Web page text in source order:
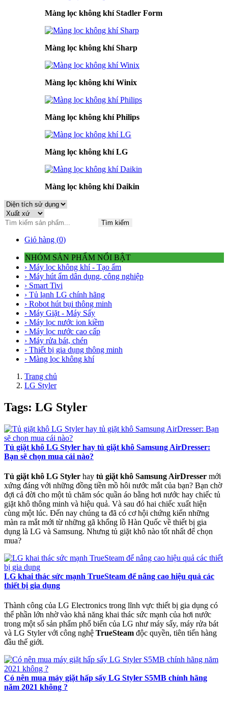
Màng lọc không khí Stadler Form
Màng lọc không khí Sharp
Màng lọc không khí Winix
Màng lọc không khí Philips
Màng lọc không khí LG
Màng lọc không khí Daikin
Tìm kiếm
Giỏ hàng (0)
NHÓM SẢN PHẨM NỔI BẬT
› Máy lọc không khí - Tạo ẩm
› Máy hút ẩm dân dụng, công nghiệp
› Smart Tivi
› Tủ lạnh LG chính hãng
› Robot hút bụi thông minh
› Máy Giặt - Máy Sấy
› Máy lọc nước ion kiềm
› Máy lọc nước cao cấp
› Máy rửa bát, chén
› Thiết bị gia dụng thông minh
› Màng lọc không khí
Trang chủ
LG Styler
Tags: LG Styler
Tủ giặt khô LG Styler hay tủ giặt khô Samsung AirDresser:
Bạn sẽ chọn mua cái nào?
Tủ giặt khô LG Styler hay tủ giặt khô Samsung AirDresser mới
xứng đáng với những đồng tiền mồ hôi nước mắt của bạn? Bạn chờ
đợi cả đời cho một tủ chăm sóc quần áo bằng hơi nước hay chiếc tủ
giặt khô thông minh và hiệu quả. Và sau đó hai chiếc xuất hiện
cùng một lúc. Đến nay chúng ta đã có cơ hội chứng kiến ​​những
màn ra mắt mới từ những gã khổng lồ Hàn Quốc về thiết bị gia
dụng là LG và Samsung. Nhưng tủ giặt khô nào tốt nhất để chọn
mua?
LG khai thác sức mạnh TrueSteam để nâng cao hiệu quả các
thiết bị gia dụng
Thành công của LG Electronics trong lĩnh vực thiết bị gia dụng có
thể phần lớn nhờ vào khả năng khai thác sức mạnh của hơi nước
trong một số sản phẩm phổ biến của LG như máy sấy, máy rửa bát
và LG Styler với công nghệ TrueSteam độc quyền, tiên tiến hàng
đầu thế giới.
Có nên mua máy giặt hấp sấy LG Styler S5MB chính hãng
năm 2021 không ?